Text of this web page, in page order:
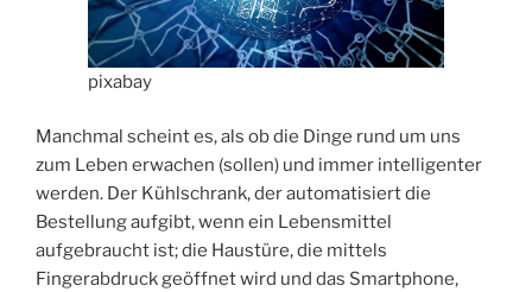
pixabay
Manchmal scheint es, als ob die Dinge rund um uns
zum Leben erwachen (sollen) und immer intelligenter
werden. Der Kühlschrank, der automatisiert die
Bestellung aufgibt, wenn ein Lebensmittel
aufgebraucht ist; die Haustüre, die mittels
Fingerabdruck geöffnet wird und das Smartphone,